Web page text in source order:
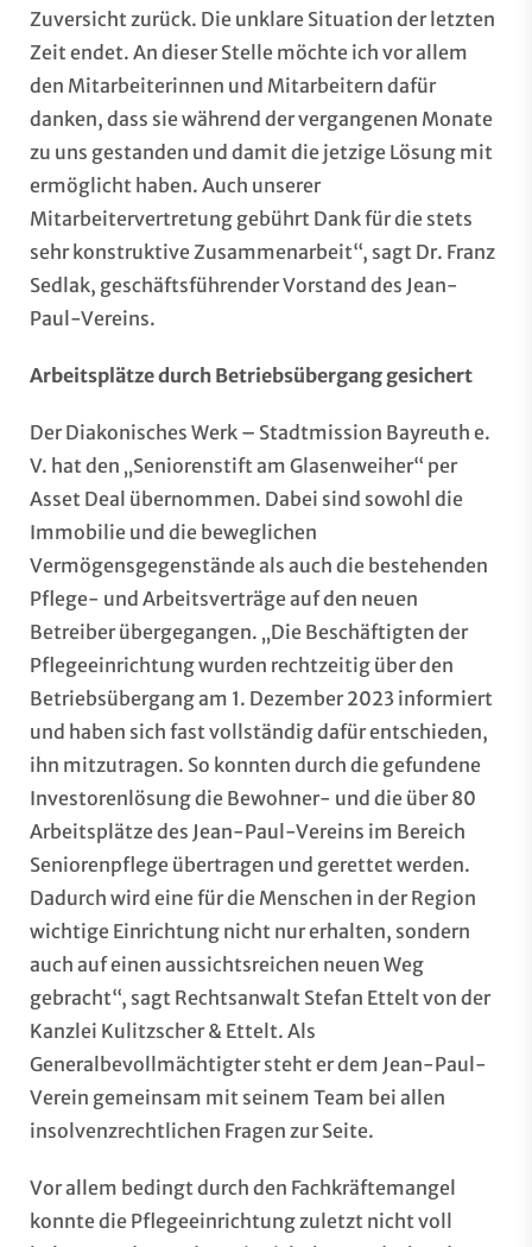
Zuversicht zurück. Die unklare Situation der letzten
Zeit endet. An dieser Stelle möchte ich vor allem
den Mitarbeiterinnen und Mitarbeitern dafür
danken, dass sie während der vergangenen Monate
zu uns gestanden und damit die jetzige Lösung mit
ermöglicht haben. Auch unserer
Mitarbeitervertretung gebührt Dank für die stets
sehr konstruktive Zusammenarbeit“, sagt Dr. Franz
Sedlak, geschäftsführender Vorstand des Jean-
Paul-Vereins.
Arbeitsplätze durch Betriebsübergang gesichert
Der Diakonisches Werk – Stadtmission Bayreuth e.
V. hat den „Seniorenstift am Glasenweiher“ per
Asset Deal übernommen. Dabei sind sowohl die
Immobilie und die beweglichen
Vermögensgegenstände als auch die bestehenden
Pflege- und Arbeitsverträge auf den neuen
Betreiber übergegangen. „Die Beschäftigten der
Pflegeeinrichtung wurden rechtzeitig über den
Betriebsübergang am 1. Dezember 2023 informiert
und haben sich fast vollständig dafür entschieden,
ihn mitzutragen. So konnten durch die gefundene
Investorenlösung die Bewohner- und die über 80
Arbeitsplätze des Jean-Paul-Vereins im Bereich
Seniorenpflege übertragen und gerettet werden.
Dadurch wird eine für die Menschen in der Region
wichtige Einrichtung nicht nur erhalten, sondern
auch auf einen aussichtsreichen neuen Weg
gebracht“, sagt Rechtsanwalt Stefan Ettelt von der
Kanzlei Kulitzscher & Ettelt. Als
Generalbevollmächtigter steht er dem Jean-Paul-
Verein gemeinsam mit seinem Team bei allen
insolvenzrechtlichen Fragen zur Seite.
Vor allem bedingt durch den Fachkräftemangel
konnte die Pflegeeinrichtung zuletzt nicht voll